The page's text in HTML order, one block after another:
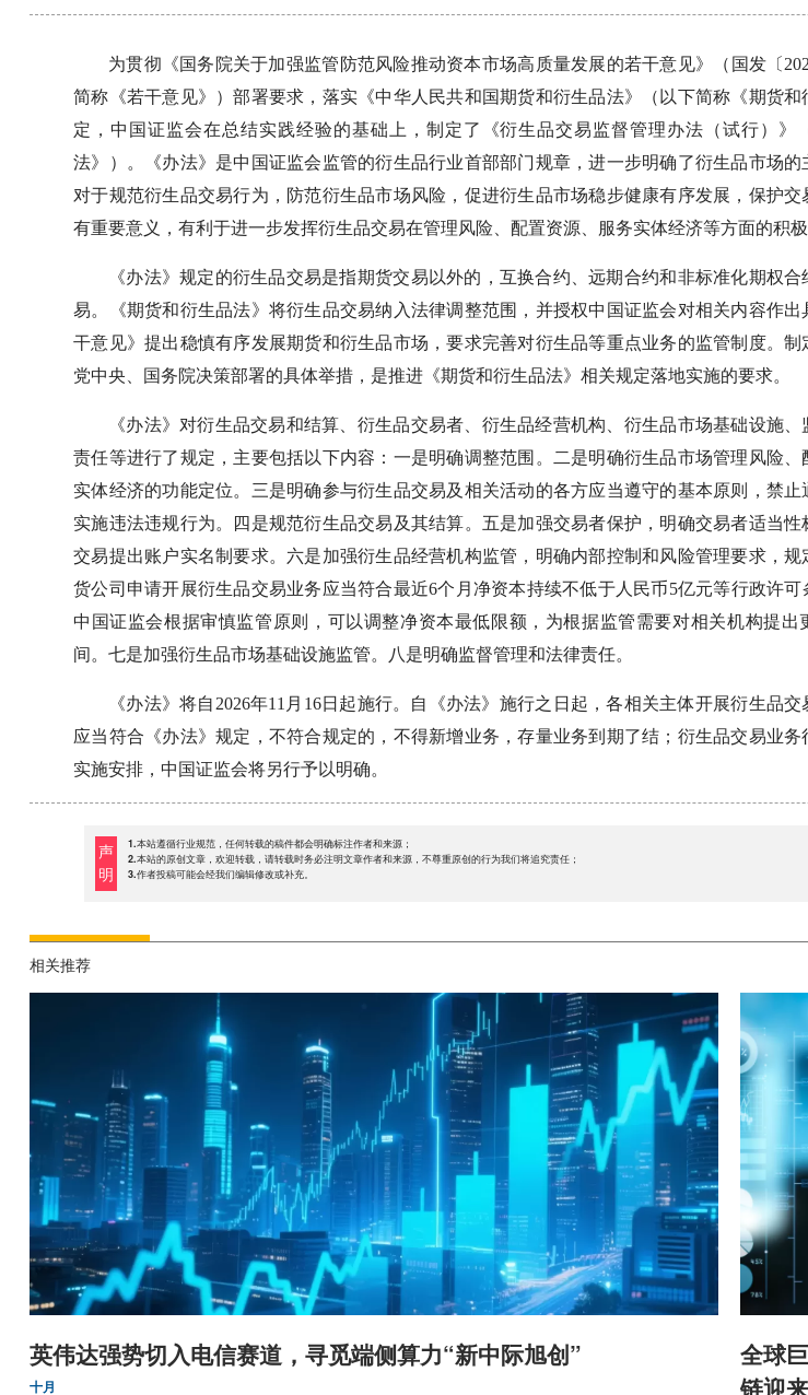
为贯彻《国务院关于加强监管防范风险推动资本市场高质量发展的若干意见》（国发〔
简称《若干意见》）部署要求，落实《中华人民共和国期货和衍生品法》（以下简称《期货和
定，中国证监会在总结实践经验的基础上，制定了《衍生品交易监督管理办法（试行）》
法》）。《办法》是中国证监会监管的衍生品行业首部部门规章，进一步明确了衍生品市场的
对于规范衍生品交易行为，防范衍生品市场风险，促进衍生品市场稳步健康有序发展，保护交
有重要意义，有利于进一步发挥衍生品交易在管理风险、配置资源、服务实体经济等方面的积极
《办法》规定的衍生品交易是指期货交易以外的，互换合约、远期合约和非标准化期权合
易。《期货和衍生品法》将衍生品交易纳入法律调整范围，并授权中国证监会对相关内容作出
干意见》提出稳慎有序发展期货和衍生品市场，要求完善对衍生品等重点业务的监管制度。制
党中央、国务院决策部署的具体举措，是推进《期货和衍生品法》相关规定落地实施的要求。
《办法》对衍生品交易和结算、衍生品交易者、衍生品经营机构、衍生品市场基础设施
责任等进行了规定，主要包括以下内容：一是明确调整范围。二是明确衍生品市场管理风险、
实体经济的功能定位。三是明确参与衍生品交易及相关活动的各方应当遵守的基本原则，禁止
实施违法违规行为。四是规范衍生品交易及其结算。五是加强交易者保护，明确交易者适当性
交易提出账户实名制要求。六是加强衍生品经营机构监管，明确内部控制和风险管理要求，规
货公司申请开展衍生品交易业务应当符合最近6个月净资本持续不低于人民币5亿元等行政许可
中国证监会根据审慎监管原则，可以调整净资本最低限额，为根据监管需要对相关机构提出
间。七是加强衍生品市场基础设施监管。八是明确监督管理和法律责任。
《办法》将自2026年11月16日起施行。自《办法》施行之日起，各相关主体开展衍生品交
应当符合《办法》规定，不符合规定的，不得新增业务，存量业务到期了结；衍生品交易业务
实施安排，中国证监会将另行予以明确。
声
明
1.本站遵循行业规范，任何转载的稿件都会明确标注作者和来源；
2.本站的原创文章，欢迎转载，请转载时务必注明文章作者和来源，不尊重原创的行为我们将追究责任；
3.作者投稿可能会经我们编辑修改或补充。
相关推荐
英伟达强势切入电信赛道，寻觅端侧算力“新中际旭创”
十月
全球
链迎